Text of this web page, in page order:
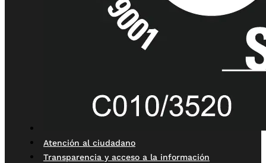
Atención al ciudadano
Transparencia y acceso a la información